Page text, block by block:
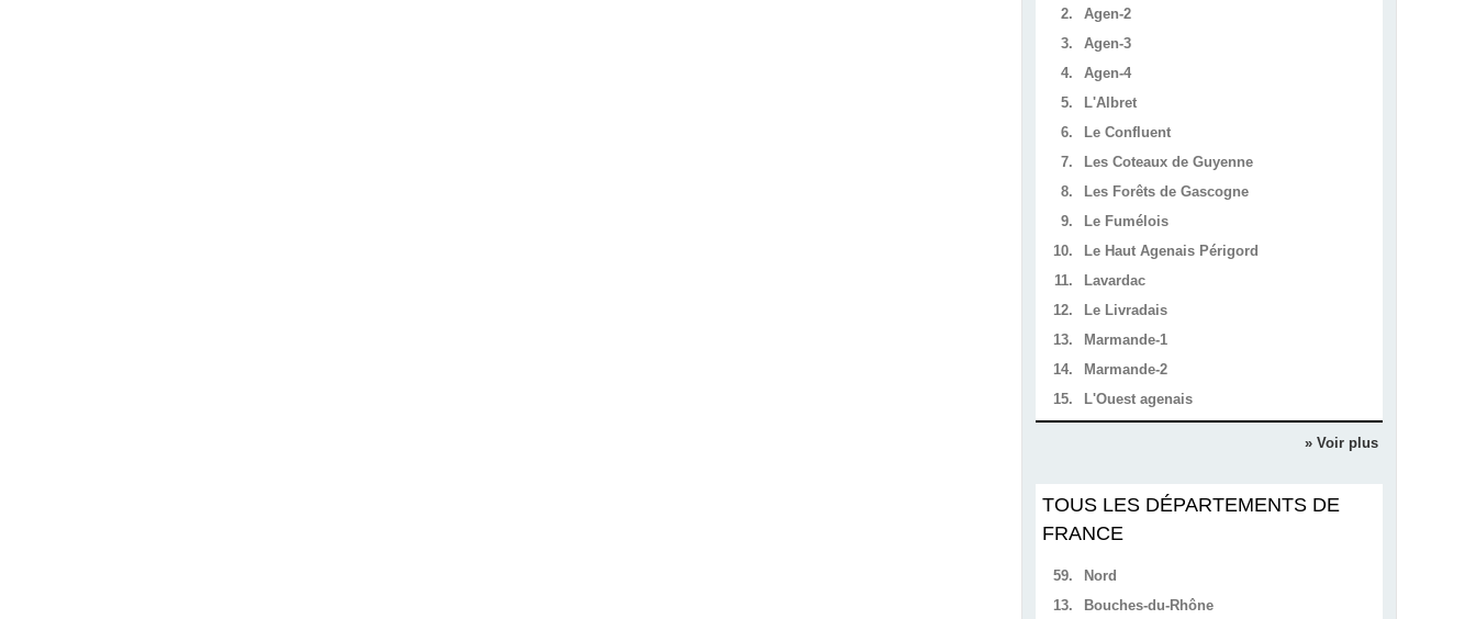
2.
Agen-2
3.
Agen-3
4.
Agen-4
5.
L'Albret
6.
Le Confluent
7.
Les Coteaux de Guyenne
8.
Les Forêts de Gascogne
9.
Le Fumélois
10.
Le Haut Agenais Périgord
11.
Lavardac
12.
Le Livradais
13.
Marmande-1
14.
Marmande-2
15.
L'Ouest agenais
» Voir plus
TOUS LES DÉPARTEMENTS DE
FRANCE
59.
Nord
13.
Bouches-du-Rhône